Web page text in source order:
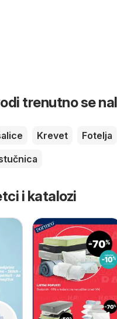
trenutno se
Krevet Fotelja
i katalozi